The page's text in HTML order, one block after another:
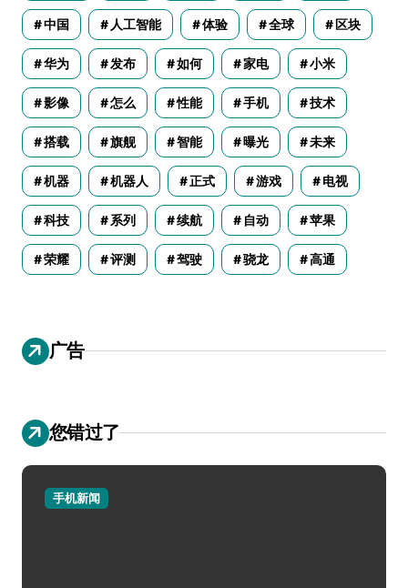
中国 人工智能 体验 全球 区块
华为 发布 如何 家电 小米
影像 怎么 性能 手机 技术
搭载 旗舰 智能 曝光 未来
机器 机器人 正式 游戏 电视
科技 系列 续航 自动 苹果
荣耀 评测 驾驶 骁龙 高通
广告
您错过了
手机新闻